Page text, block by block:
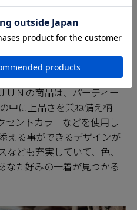
ＵＮの商品は、パーティー
中に上品さを兼ね備え柄
セントカラーなどを使用し
える事ができるデザインが
ども充実していて、色、
なた好みの一着が見つかる